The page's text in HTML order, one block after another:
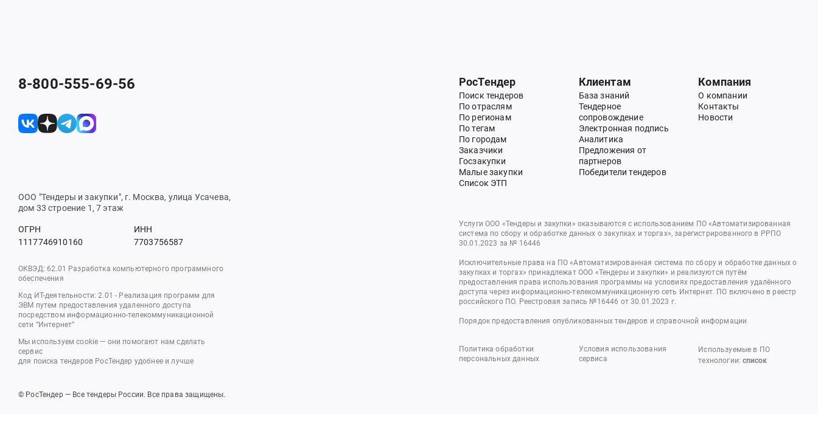
8-800-555-69-56
ООО "Тендеры и закупки", г. Москва, улица Усачева,
дом 33 строение 1, 7 этаж
ОГРН
1117746910160
ИНН
7703756587
ОКВЭД: 62.01 Разработка компьютерного программного
обеспечения
Код ИТ-деятельности: 2.01 - Реализация программ для
ЭВМ путем предоставления удаленного доступа
посредством информационно-телекоммуникационной
сети “Интернет”
Мы используем cookie — они помогают нам сделать
сервис
для поиска тендеров РосТендер удобнее и лучше
РосТендер
Поиск тендеров
По отраслям
По регионам
По тегам
По городам
Заказчики
Госзакупки
Малые закупки
Список ЭТП
Клиентам
База знаний
Тендерное
сопровождение
Электронная подпись
Аналитика
Предложения от
партнеров
Победители тендеров
Компания
О компании
Контакты
Новости
Услуги ООО «Тендеры и закупки» оказываются с использованием ПО «Автоматизированная
система по сбору и обработке данных о закупках и торгах», зарегистрированного в РРПО
30.01.2023 за № 16446
Исключительные права на ПО «Автоматизированная система по сбору и обработке данных о
закупках и торгах» принадлежат ООО «Тендеры и закупки» и реализуются путём
предоставления права использования программы на условиях предоставления удалённого
доступа через информационно-телекоммуникационную сеть Интернет. ПО включено в реестр
российского ПО. Реестровая запись №16446 от 30.01.2023 г.
Порядок предоставления опубликованных тендеров и справочной информации
Политика обработки
персональных данных
Условия использования
сервиса
Используемые в ПО
технологии:список
© РосТендер — Все тендеры России. Все права защищены.